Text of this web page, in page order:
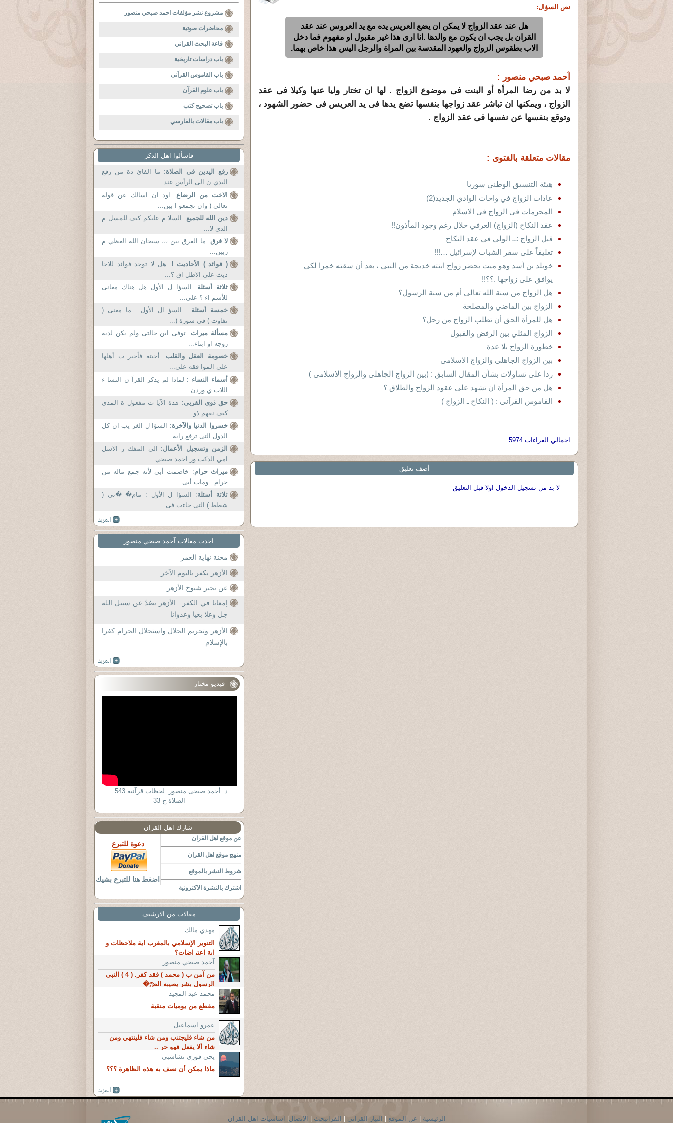
نص السؤال:
هل عند عقد الزواج لا يمكن ان يضع العريس يده مع يد العروس عند عقد
القران بل يجب ان يكون مع والدها .انا ارى هذا غير مقبول او مفهوم فما دخل
الاب بطقوس الزواج والعهود المقدسة بين المراة والرجل اليس هذا خاص بهما.
آحمد صبحي منصور :
لا بد من رضا المرأة أو البنت فى موضوع الزواج . لها ان تختار وليا عنها وكيلا فى عقد
الزواج ، ويمكنها ان تباشر عقد زواجها بنفسها تضع يدها فى يد العريس فى حضور الشهود ،
وتوقع بنفسها عن نفسها فى عقد الزواج .
مقالات متعلقة بالفتوى :
هيئة التنسيق الوطني سوريا
عادات الزواج في واحات الوادي الجديد(2)
المحرمات فى الزواج فى الاسلام
عقد النكاح (الزواج) العرفي حلال رغم وجود المأذون!!
قبل الزواج :ــ الولي في عقد النكاح
تعليقاً على سفر الشباب لإسرائيل …!!!
خويلد بن أسد وهو ميت يحضر زواج ابنته خديجة من النبي ، بعد أن سقته خمرا لكي
يوافق على زواجها .؟؟!!
هل الزواج من سنة الله تعالى أم من سنة الرسول؟
الزواج بين الماضي والمصلحة
هل للمرأة الحق أن تطلب الزواج من رجل؟
الزواج المثلي بين الرفض والقبول
خطورة الزواج بلا عدة
بين الزواج الجاهلى والزواج الاسلامى
ردا على تساؤلات بشأن المقال السابق : (بين الزواج الجاهلى والزواج الاسلامى )
هل من حق المرأة ان تشهد على عقود الزواج والطلاق ؟
القاموس القرآنى : ( النكاح ـ الزواج )
اجمالي القراءات 5974
أضف تعليق
لا بد من تسجيل الدخول اولا قبل التعليق
مشروع نشر مؤلفات احمد صبحي منصور
محاضرات صوتية
قاعة البحث القراني
باب دراسات تاريخية
باب القاموس القرآنى
باب علوم القرآن
باب تصحيح كتب
باب مقالات بالفارسي
فاسألوا اهل الذكر
رفع اليدين فى الصلاة: ما الفائ دة من رفع
اليدي ن الى الرأس عند...
الاخت من الرضاع: اود ان اسالك عن قوله
تعالى ( وان تجمعو ا بين...
دين الله للجميع: السلا م عليكم كيف للمسل م
الذى لا...
لا فرق: ما الفرق بين ،،، سبحان الله العظي م
ربين...
( فوائد ) الأحاديث !: هل لا توجد فوائد للاحا
ديث على الاطل اق ؟...
ثلاثة أسئلة: السؤا ل الأول هل هناك معانى
للأسم اء ؟ على...
خمسة أسئلة : السؤ ال الأول : ما معنى (
تفاوت ) فى سورة (...
مسألة ميراث: توفى ابن خالتى ولم يكن لديه
زوجه او ابناء...
خصومة العقل والقلب: أحبته فأجبر ت أهلها
على الموا فقه علي...
أسماء النساء : لماذا لم يذكر القرآ ن النسا ء
اللات ي وردن...
حق ذوى القربى: هذة الآيا ت مفعول ة المدى
كيف نفهم ذو...
خسروا الدنيا والآخرة: السؤا ل الغر يب ان كل
الدول التى ترفع راية...
الزمن وتسجيل الأعمال: الى المفك ر الاسل
امي الدكت ور احمد صبحي...
ميراث حرام: خاصمت أبى لأنه جمع ماله من
حرام . ومات أبى...
ثلاثة أسئلة: السؤا ل الأول : مام� �نى (
شطط ) التى جاءت فى...
احدث مقالات آحمد صبحي منصور
محنة نهاية العمر
الأزهر يكفر باليوم الآخر
عن تجبر شيوخ الأزهر
إمعانا في الكفر : الأزهر يصُدّ عن سبيل الله
جل وعلا بغيا وعدوانا
الأزهر وتحريم الحلال واستحلال الحرام كفرا
بالإسلام
فيديو مختار
د. أحمد صبحى منصور: لحظات قرآنية 543 :
الصلاة ج 33
شارك اهل القران
عن موقع اهل القران
منهج موقع اهل القران
شروط النشر بالموقع
اشترك بالنشرة الاكترونية
دعوة للتبرع
اضغط هنا للتبرع بشيك
مقالات من الارشيف
مهدي مالك
التنوير الإسلامي بالمغرب اية ملاحظات و
اية اعتراضات؟
آحمد صبحي منصور
من آمن ب ( محمد ) فقد كفر. ( 4 ) النبى
الرسول بشر يصيبه الضّ�
محمد عبد المجيد
مقطع من يوميات منقبة
عمرو اسماعيل
من شاء فليجتنب ومن شاء فلينتهي ومن
شاء ألا يفعل فهو حر ..
يحي فوزي نشاشبي
ماذا يمكن أن نصف به هذه الظاهرة ؟؟؟
الرئيسية عن الموقع التيار القراني القرانبحث الاتصال اساسيات اهل القران